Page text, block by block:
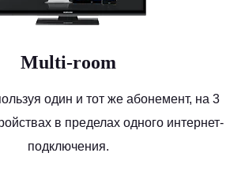
Multi-room
один и тот же абонемент, на 3
в пределах одного интернет-
подключения.